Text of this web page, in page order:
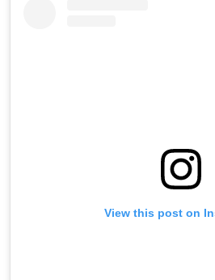
View this post on